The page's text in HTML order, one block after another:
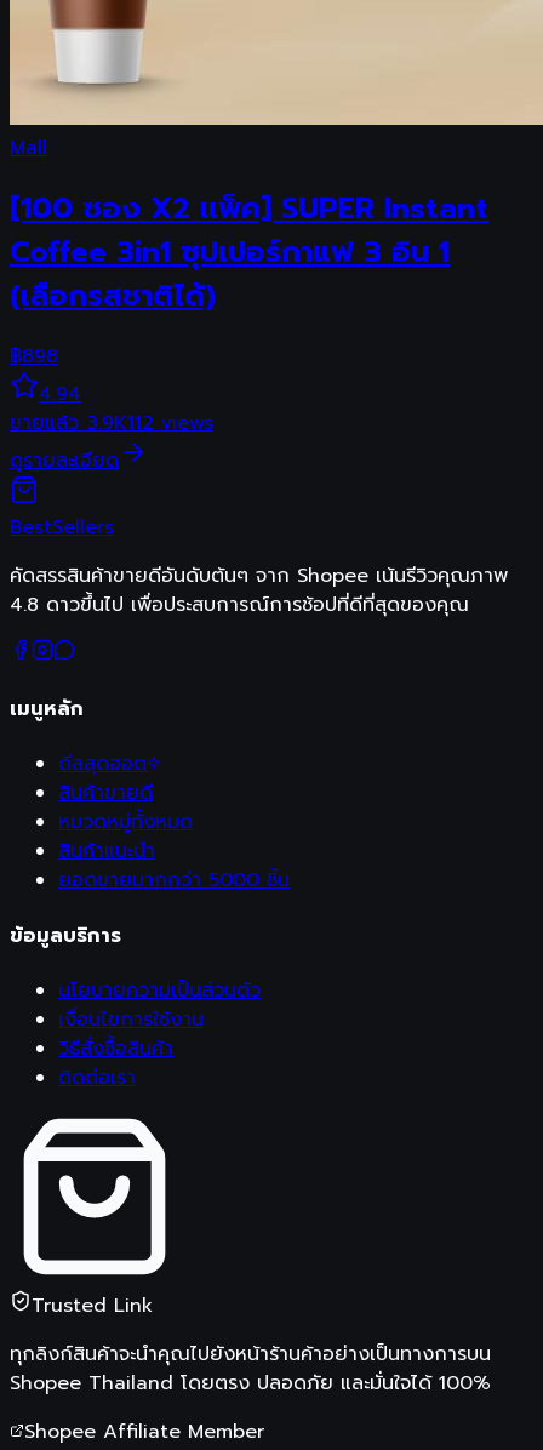
Mall
[100 ซอง X2 แพ็ค] SUPER Instant
Coffee 3in1 ซุปเปอร์กาแฟ 3 อิน 1
(เลือกรสชาติได้)
฿898
4.94
ขายแล้ว 3.9K112 views
ดูรายละเอียด
BestSellers
คัดสรรสินค้าขายดีอันดับต้นๆ จาก Shopee เน้นรีวิวคุณภาพ
4.8 ดาวขึ้นไป เพื่อประสบการณ์การช้อปที่ดีที่สุดของคุณ
เมนูหลัก
ดีลสุดฮอต
สินค้าขายดี
หมวดหมู่ทั้งหมด
สินค้าแนะนำ
ยอดขายมากกว่า 5000 ชิ้น
ข้อมูลบริการ
นโยบายความเป็นส่วนตัว
เงื่อนไขการใช้งาน
วิธีสั่งซื้อสินค้า
ติดต่อเรา
Trusted Link
ทุกลิงก์สินค้าจะนำคุณไปยังหน้าร้านค้าอย่างเป็นทางการบน
Shopee Thailand โดยตรง ปลอดภัย และมั่นใจได้ 100%
Shopee Affiliate Member